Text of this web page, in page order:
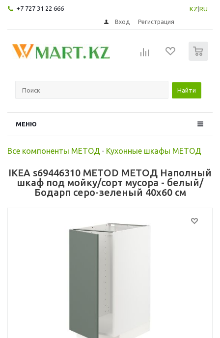
+7 727 31 22 666 KZ RU
Вход Регистрация
Найти
МЕНЮ
Все компоненты МЕТОД - Кухонные шкафы МЕТОД
IKEA s69446310 METOD МЕТОД Наполный
шкаф под мойку/сорт мусора - белый/
Бодарп серо-зеленый 40x60 см